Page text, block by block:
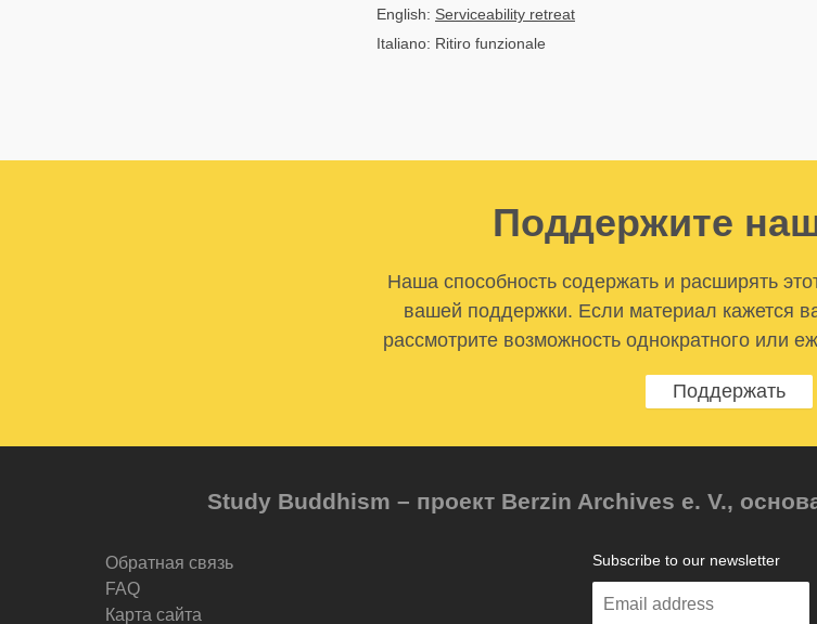
English: Serviceability retreat
Italiano: Ritiro funzionale
Поддержите
Наша способность содержать и расширять
вашей поддержки. Если материал кажется
рассмотрите возможность однократного или
Поддержать
Study Buddhism – проект Berzin Archives e. V.,
Обратная связь
FAQ
Карта сайта
Subscribe to our newsletter
Enter